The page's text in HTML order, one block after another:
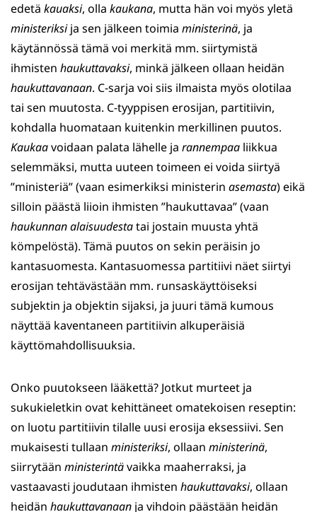
edetä kauaksi, olla kaukana, mutta hän voi myös yletä
ministeriksija sen jälkeen toimia ministerinä, ja
käytännössä tämä voi merkitä mm. siirtymistä
ihmisten haukuttavaksi, minkä jälkeen ollaan heidän
haukuttavanaan. C-sarja voi siis ilmaista myös olotilaa
tai sen muutosta. C-tyyppisen erosijan, partitiivin,
kohdalla huomataan kuitenkin merkillinen puutos.
Kaukaavoidaan palata lähelle ja rannempaa liikkua
selemmäksi, mutta uuteen toimeen ei voida siirtyä
”ministeriä” (vaan esimerkiksi ministerin asemasta) eikä
silloin päästä liioin ihmisten ”haukuttavaa” (vaan
haukunnan alaisuudestatai jostain muusta yhtä
kömpelöstä). Tämä puutos on sekin peräisin jo
kantasuomesta. Kantasuomessa partitiivi näet siirtyi
erosijan tehtävästään mm. runsaskäyttöiseksi
subjektin ja objektin sijaksi, ja juuri tämä kumous
näyttää kaventaneen partitiivin alkuperäisiä
käyttömahdollisuuksia.
Onko puutokseen lääkettä? Jotkut murteet ja
sukukieletkin ovat kehittäneet omatekoisen reseptin:
on luotu partitiivin tilalle uusi erosija eksessiivi. Sen
mukaisesti tullaan ministeriksi, ollaan ministerinä,
siirrytään ministerintävaikka maaherraksi, ja
vastaavasti joudutaan ihmisten haukuttavaksi, ollaan
heidän haukuttavanaan ja vihdoin päästään heidän